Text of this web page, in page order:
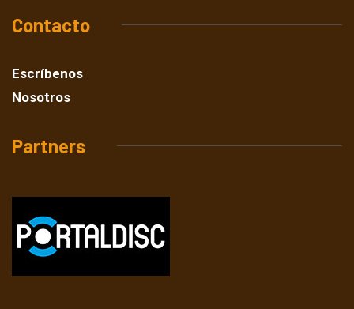
Contacto
Escríbenos
Nosotros
Partners